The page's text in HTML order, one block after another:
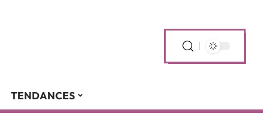
TENDANCES